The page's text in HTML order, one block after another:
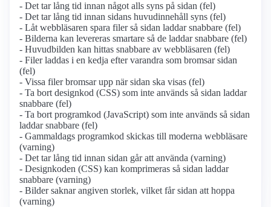
- Det tar lång tid innan något alls syns på sidan (fel)
- Det tar lång tid innan sidans huvudinnehåll syns (fel)
- Låt webbläsaren spara filer så sidan laddar snabbare (fel)
- Bilderna kan levereras smartare så de laddar snabbare (fel)
- Huvudbilden kan hittas snabbare av webbläsaren (fel)
- Filer laddas i en kedja efter varandra som bromsar sidan
(fel)
- Vissa filer bromsar upp när sidan ska visas (fel)
- Ta bort designkod (CSS) som inte används så sidan laddar
snabbare (fel)
- Ta bort programkod (JavaScript) som inte används så sidan
laddar snabbare (fel)
- Gammaldags programkod skickas till moderna webbläsare
(varning)
- Det tar lång tid innan sidan går att använda (varning)
- Designkoden (CSS) kan komprimeras så sidan laddar
snabbare (varning)
- Bilder saknar angiven storlek, vilket får sidan att hoppa
(varning)